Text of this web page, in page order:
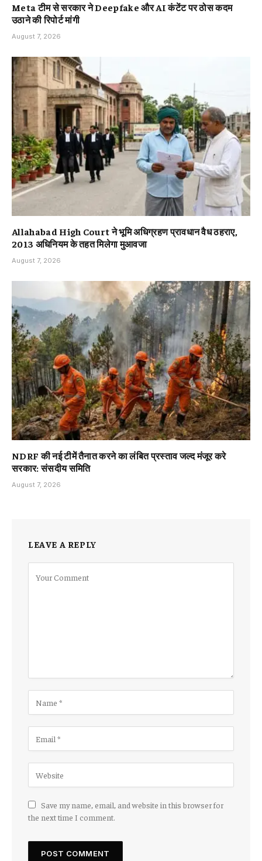
Meta टीम से सरकार ने Deepfake और AI कंटेंट पर ठोस कदम
उठाने की रिपोर्ट मांगी
August 7, 2026
Allahabad High Court ने भूमि अधिग्रहण प्रावधान वैध ठहराए,
2013 अधिनियम के तहत मिलेगा मुआवजा
August 7, 2026
NDRF की नई टीमें तैनात करने का लंबित प्रस्ताव जल्द मंजूर करे
सरकार: संसदीय समिति
August 7, 2026
LEAVE A REPLY
Save my name, email, and website in this browser for
the next time I comment.